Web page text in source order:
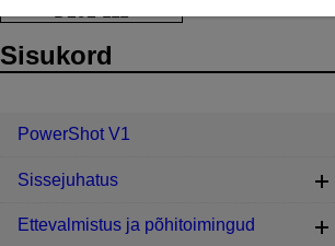
Sisukord
PowerShot V1
Sissejuhatus
Ettevalmistus ja põhitoimingud